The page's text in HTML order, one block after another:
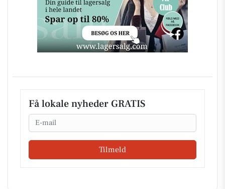
Få lokale nyheder GRATIS
Email
Tilmeld